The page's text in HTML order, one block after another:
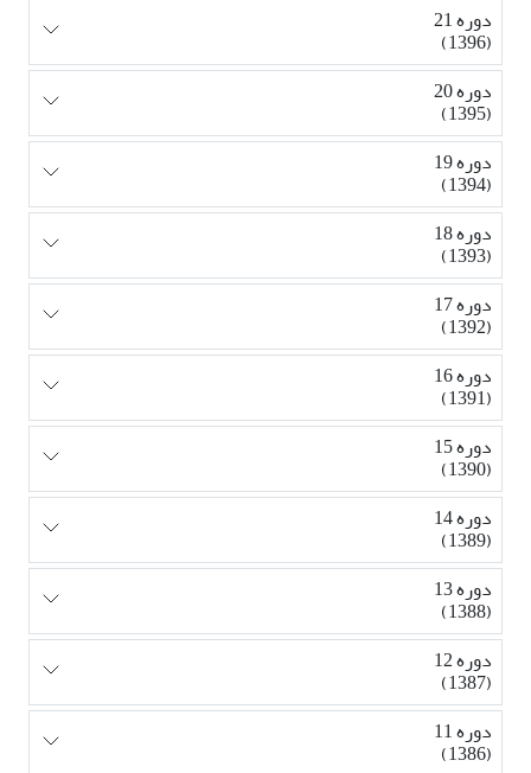
دوره 21
(1396)
دوره 20
(1395)
دوره 19
(1394)
دوره 18
(1393)
دوره 17
(1392)
دوره 16
(1391)
دوره 15
(1390)
دوره 14
(1389)
دوره 13
(1388)
دوره 12
(1387)
دوره 11
(1386)